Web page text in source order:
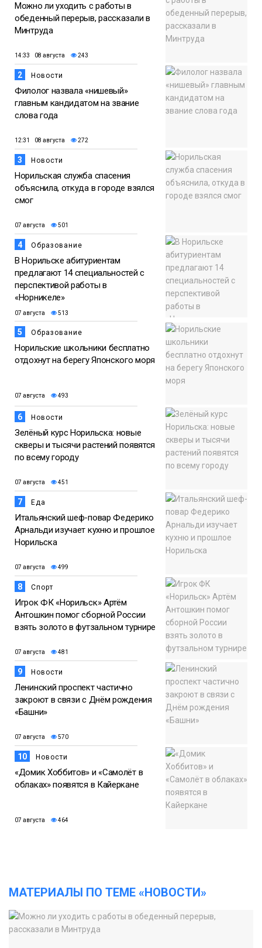
Можно ли уходить с работы в
обеденный перерыв, рассказали в
Минтруда
14:33 08 августа 243
2 Новости
Филолог назвала «нишевый»
главным кандидатом на звание
слова года
12:31 08 августа 272
3 Новости
Норильская служба спасения
объяснила, откуда в городе взялся
смог
07 августа 501
4 Образование
В Норильске абитуриентам
предлагают 14 специальностей с
перспективой работы в
«Норникеле»
07 августа 513
5 Образование
Норильские школьники бесплатно
отдохнут на берегу Японского моря
07 августа 493
6 Новости
Зелёный курс Норильска: новые
скверы и тысячи растений появятся
по всему городу
07 августа 451
7 Еда
Итальянский шеф-повар Федерико
Арнальди изучает кухню и прошлое
Норильска
07 августа 499
8 Спорт
Игрок ФК «Норильск» Артём
Антошкин помог сборной России
взять золото в футзальном турнире
07 августа 481
9 Новости
Ленинский проспект частично
закроют в связи с Днём рождения
«Башни»
07 августа 570
10 Новости
«Домик Хоббитов» и «Самолёт в
облаках» появятся в Кайеркане
07 августа 464
МАТЕРИАЛЫ ПО ТЕМЕ «НОВОСТИ»